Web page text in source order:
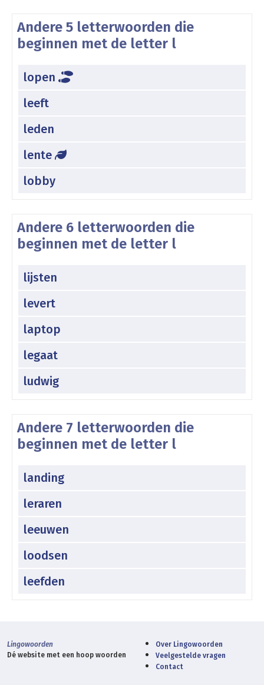
Andere 5 letterwoorden die
beginnen met de letter l
lopen
leeft
leden
lente
lobby
Andere 6 letterwoorden die
beginnen met de letter l
lijsten
levert
laptop
legaat
ludwig
Andere 7 letterwoorden die
beginnen met de letter l
landing
leraren
leeuwen
loodsen
leefden
Lingowoorden
Dé website met een hoop woorden
Over Lingowoorden
Veelgestelde vragen
Contact